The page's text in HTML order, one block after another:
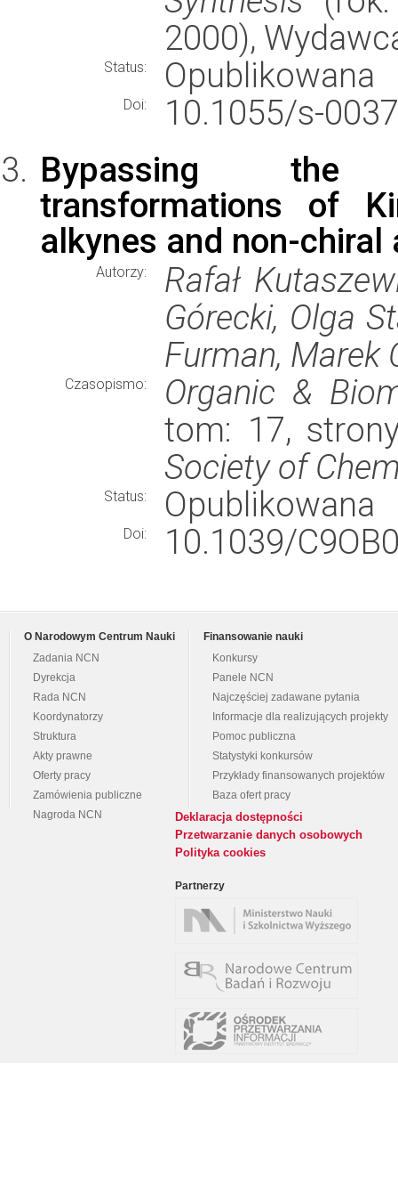
2000),
Status: Opublikowana
Doi:
10.1055/s-
Bypassing the
transformations of
alkynes and non-
Autorzy:
Rafał
Górecki, Olga
Furman, Marek
Czasopismo:
Organic &
tom: 17,
Society of
Status: Opublikowana
Doi: 10.1039/
O Narodowym Centrum Nauki
Zadania NCN
Dyrekcja
Rada NCN
Koordynatorzy
Struktura
Akty prawne
Oferty pracy
Zamówienia publiczne
Nagroda NCN
Finansowanie nauki
Konkursy
Panele NCN
Najczęściej zadawane pytania
Informacje dla realizujących projekty
Pomoc publiczna
Statystyki konkursów
Przykłady finansowanych projektów
Baza ofert pracy
Deklaracja dostępności
Przetwarzanie danych osobowych
Polityka cookies
Partnerzy